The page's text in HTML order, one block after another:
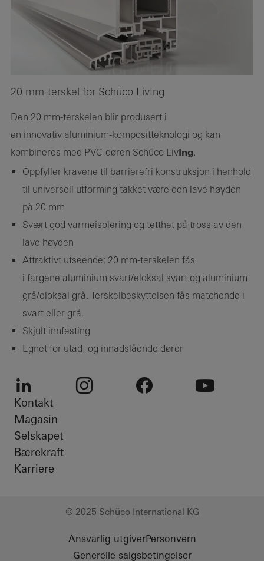
20 mm-terskel for Schüco LivIng
Den 20 mm-terskelen blir produsert i
en innovativ aluminium-kompositteknologi og kan
kombineres med PVC-døren Schüco Liv Ing.
Oppfyller kravene til barrierefri konstruksjon i henhold
til universell utforming takket være den lave høyden
på 20 mm
Svært god varmeisolering og tetthet på tross av den
lave høyden
Attraktivt utseende: 20 mm-terskelen fås
i fargene aluminium svart/eloksal svart og aluminium
grå/eloksal grå. Terskelbeskyttelsen fås matchende i
svart eller grå.
Skjult innfesting
Egnet for utad- og innadslående dører
LinkedIn
Kontakt
Magasin
Selskapet
Bærekraft
Karriere
© 2025 Schüco International KG
Ansvarlig utgiverPersonvern
Generelle salgsbetingelser